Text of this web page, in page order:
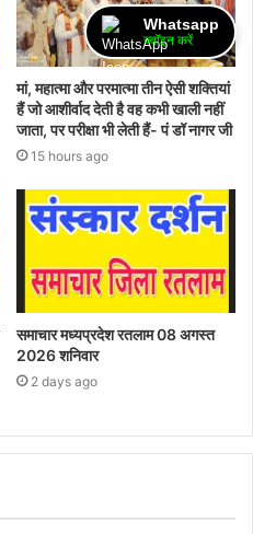
मां, महात्मा और परमात्मा तीन ऐसी शक्तियां
हैं जो आशीर्वाद देती है वह कभी खाली नहीं
जाता, पर परीक्षा भी लेती हैं- पं डॉ नागर जी
15 hours ago
समाचार मध्यप्रदेश रतलाम 08 अगस्त
2026 शनिवार
2 days ago
Whatsapp
ज्वॉइन करें